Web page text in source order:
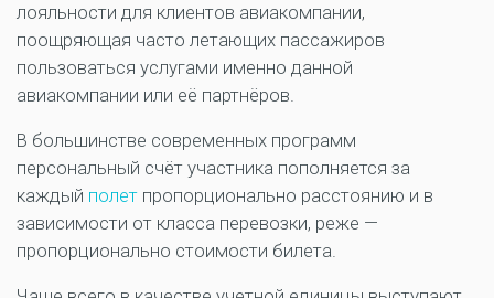
лояльности для клиентов авиакомпании,
поощряющая часто летающих пассажиров
пользоваться услугами именно данной
авиакомпании или её партнёров.
В большинстве современных программ
персональный счёт участника пополняется за
каждый полет пропорционально расстоянию и в
зависимости от класса перевозки, реже —
пропорционально стоимости билета.